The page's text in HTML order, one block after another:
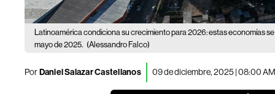
Latinoamérica condiciona su crecimiento para 2026: estas economías
mayo de 2025. (Alessandro Falco)
PorDaniel Salazar Castellanos 09 de diciembre, 2025 | 08:00 AM